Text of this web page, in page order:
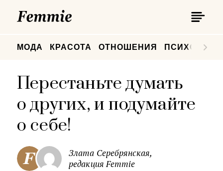
МОДА КРАСОТА ОТНОШЕНИЯ
Перестаньте думать
о других, и подумайте
о себе!
Злата Серебрянская,
редакция Femmie